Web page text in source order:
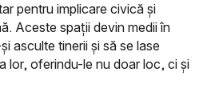
pentru implicare civică și
Aceste spații devin medii în
asculte tinerii și să se lase
lor, oferindu-le nu doar loc, ci și